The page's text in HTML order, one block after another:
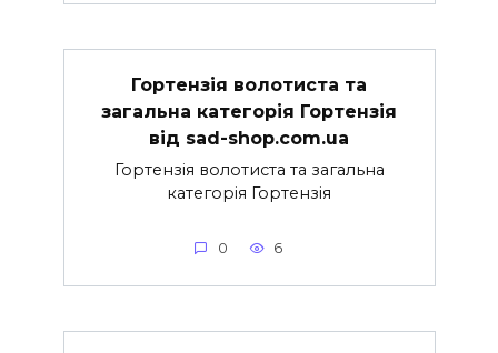
Гортензія волотиста та
загальна категорія Гортензія
від sad-shop.com.ua
Гортензія волотиста та загальна
категорія Гортензія
0 6